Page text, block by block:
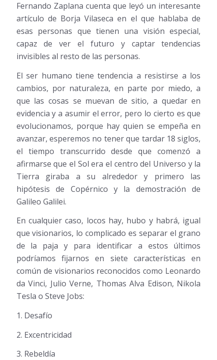
Fernando Zaplana cuenta que leyó un interesante
artículo de Borja Vilaseca en el que hablaba de
esas personas que tienen una visión especial,
capaz de ver el futuro y captar tendencias
invisibles al resto de las personas.
El ser humano tiene tendencia a resistirse a los
cambios, por naturaleza, en parte por miedo, a
que las cosas se muevan de sitio, a quedar en
evidencia y a asumir el error, pero lo cierto es que
evolucionamos, porque hay quien se empeña en
avanzar, esperemos no tener que tardar 18 siglos,
el tiempo transcurrido desde que comenzó a
afirmarse que el Sol era el centro del Universo y la
Tierra giraba a su alrededor y primero las
hipótesis de Copérnico y la demostración de
Galileo Galilei.
En cualquier caso, locos hay, hubo y habrá, igual
que visionarios, lo complicado es separar el grano
de la paja y para identificar a estos últimos
podríamos fijarnos en siete características en
común de visionarios reconocidos como Leonardo
da Vinci, Julio Verne, Thomas Alva Edison, Nikola
Tesla o Steve Jobs:
1. Desafío
2. Excentricidad
3. Rebeldía